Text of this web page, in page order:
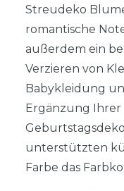
Streudeko
romantische
außerdem ein
Verzieren von
Babykleidung
Ergänzung
unterstützten
Farbe das